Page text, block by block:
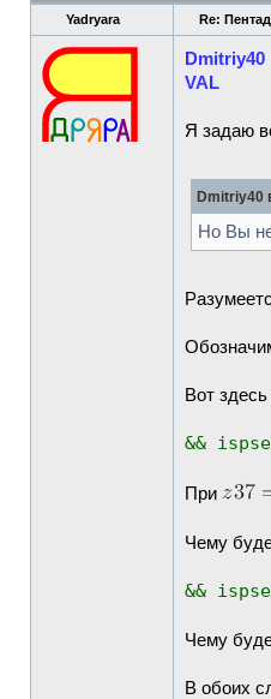
Yadryara Re:
Dmitriy40
VAL
Я задаю
Dmitriy40
Но Вы
Вот
&&
При
Чему
&&
Чему
В обоих